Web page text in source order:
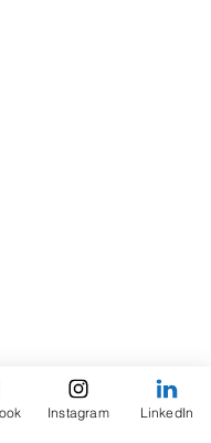
Instagram LinkedIn